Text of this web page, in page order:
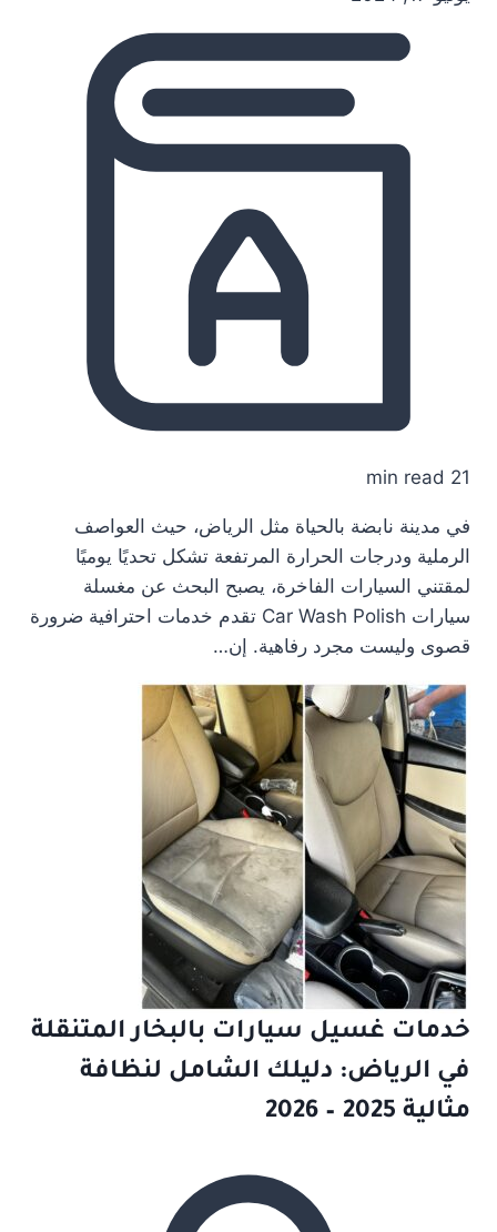
21 min read
في مدينة نابضة بالحياة مثل الرياض، حيث العواصف
الرملية ودرجات الحرارة المرتفعة تشكل تحديًا يوميًا
لمقتني السيارات الفاخرة، يصبح البحث عن مغسلة
سيارات Car Wash Polish تقدم خدمات احترافية ضرورة
قصوى وليست مجرد رفاهية. إن…
خدمات غسيل سيارات بالبخار المتنقلة
في الرياض: دليلك الشامل لنظافة
مثالية 2025 – 2026